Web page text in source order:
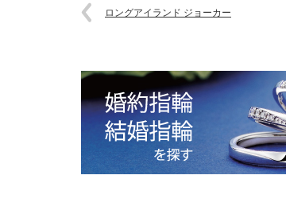
ロングアイランド ジョーカー